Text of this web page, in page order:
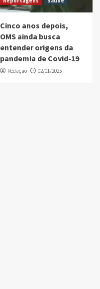
Cinco anos depois,
OMS ainda busca
entender origens da
pandemia de Covid-19
Redação 02/01/2025